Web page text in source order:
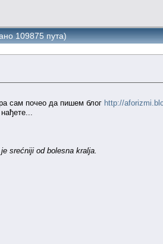
109875 пута)
сам почео да пишем блог http://
srećniji od bolesna kralja.